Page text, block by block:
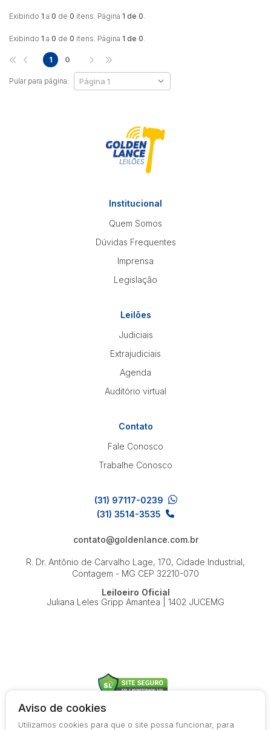
Exibindo 1 a 0 de 0 itens. Página 1 de 0.
Exibindo 1 a 0 de 0 itens. Página 1 de 0.
Pular para página:
1 0
Institucional
Quem Somos
Dúvidas Frequentes
Imprensa
Legislação
Leilões
Judiciais
Extrajudiciais
Agenda
Auditório virtual
Contato
Fale Conosco
Trabalhe Conosco
(31) 97117-0239
(31) 3514-3535
contato@goldenlance.com.br
R. Dr. Antônio de Carvalho Lage, 170, Cidade Industrial,
Contagem - MG CEP 32210-070
Leiloeiro Oficial
Juliana Leles Gripp Amantea | 1402 JUCEMG
Aviso de cookies
Utilizamos cookies para que o site possa funcionar, para